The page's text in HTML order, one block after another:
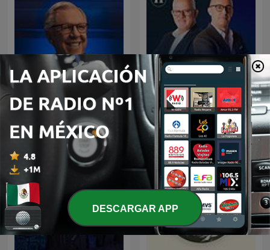
Joaquín López-Dóriga
Julio Patán y Juan Ignacio
Zavala en El Heraldo Radio
DESCARGAR APP